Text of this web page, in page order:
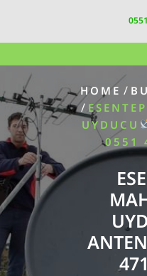
HOME /
/
UYDUCU
0551